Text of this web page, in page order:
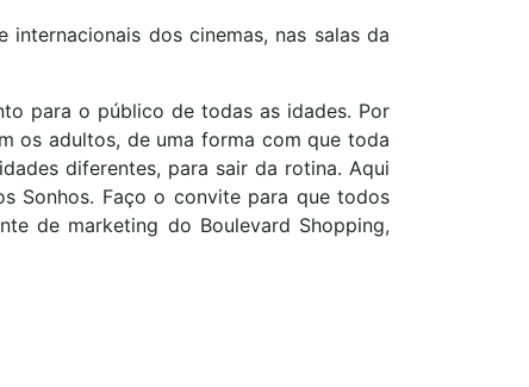
dos cinemas, nas salas da
para o público de todas as idades. Por
os adultos, de uma forma com que toda
diferentes, para sair da rotina. Aqui
Sonhos. Faço o convite para que todos
de marketing do Boulevard Shopping,